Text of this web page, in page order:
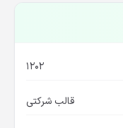
1202
قالب شرکتی